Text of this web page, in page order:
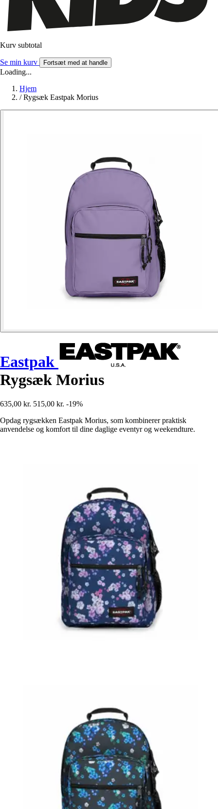
Kurv subtotal
Se min kurv Fortsæt med at handle
Loading...
Hjem
/ Rygsæk Eastpak Morius
Eastpak
Rygsæk Morius
635,00 kr. 515,00 kr. -19%
Opdag rygsækken Eastpak Morius, som kombinerer praktisk
anvendelse og komfort til dine daglige eventyr og weekendture.